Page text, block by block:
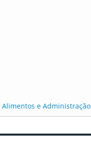
Alimentos e Administração